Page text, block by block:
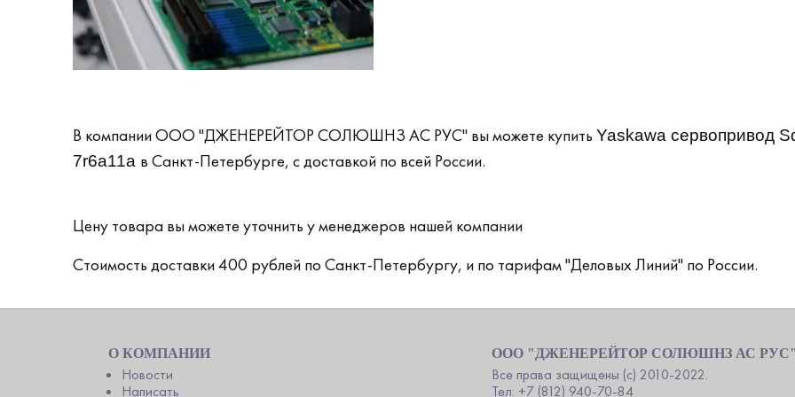
В компании ООО "ДЖЕНЕРЕЙТОР СОЛЮШНЗ АС РУС" вы можете купить Yaskawa сервопривод
7r6a11a в Санкт-Петербурге, с доставкой по всей России.
Цену товара вы можете уточнить у менеджеров нашей компании
Стоимость доставки 400 рублей по Санкт-Петербургу, и по тарифам "Деловых Линий" по России.
О КОМПАНИИ
Новости
Написать
ООО "ДЖЕНЕРЕЙТОР СОЛЮШНЗ АС РУС"
Все права защищены (c) 2010-2022.
Тел: +7 (812) 940-70-84